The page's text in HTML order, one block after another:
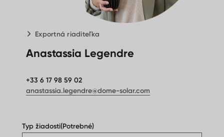
Exportná riaditeľka
Anastassia Legendre
+33 6 17 98 59 02
anastassia.legendre@dome-solar.com
Typ žiadosti(Potrebné)